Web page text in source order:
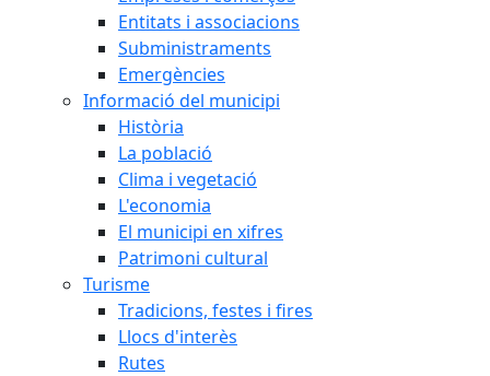
Entitats i associacions
Subministraments
Emergències
Informació del municipi
Història
La població
Clima i vegetació
L'economia
El municipi en xifres
Patrimoni cultural
Turisme
Tradicions, festes i fires
Llocs d'interès
Rutes